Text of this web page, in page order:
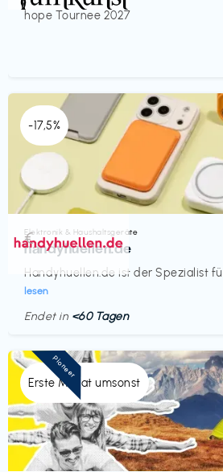
hope Tournee 2027
-17,5%
Elektronik & Haushaltsgeräte
handyhuellen.de
Handyhuellen.de ist der Spezialist
lesen
€‎
Endet in <60 Tagen
Erste Monat umsonst
Pioneer